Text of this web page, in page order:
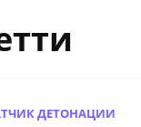
ДЕТОНАЦИИ